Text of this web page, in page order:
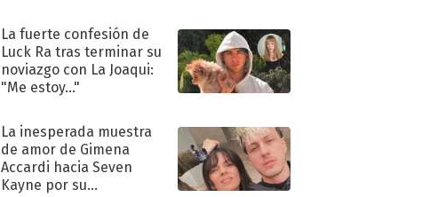
La fuerte confesión de
Luck Ra tras terminar su
noviazgo con La Joaqui:
"Me estoy..."
La inesperada muestra
de amor de Gimena
Accardi hacia Seven
Kayne por su